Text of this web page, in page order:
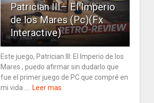
Patrician III– El Imperio
de los Mares (Pc)(Fx
Interactive)
Este juego, Patrician III: El Imperio de los
Mares , puedo afirmar sin dudarlo que
fue el primer juego de PC que compré en
mi vida ....
Leer mas